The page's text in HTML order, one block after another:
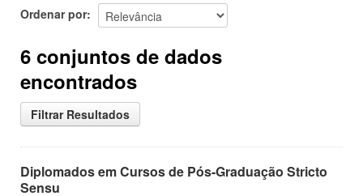
Ordenar por
6 conjuntos de dados
encontrados
Filtrar Resultados
Diplomados em Cursos de Pós-Graduação Stricto
Sensu